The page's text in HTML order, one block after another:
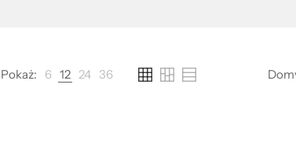
Pokaż: 6 12 24 36